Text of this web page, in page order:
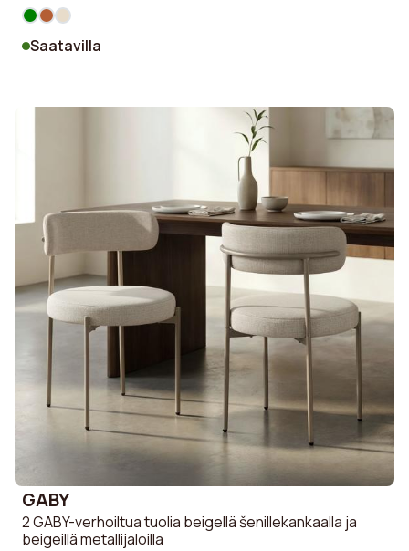
Saatavilla
GABY
2 GABY-verhoiltua tuolia beigellä šenillekankaalla ja
beigeillä metallijaloilla